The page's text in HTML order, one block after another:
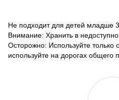
Не подходит для детей младше 3
Внимание: Хранить в
Осторожно: Используйте только
используйте на дорогах общего